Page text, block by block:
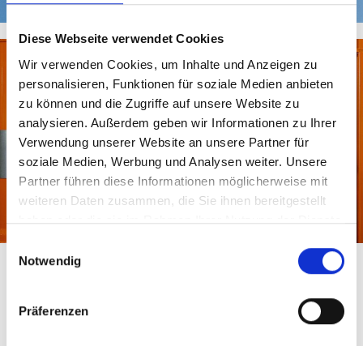
Diese Webseite verwendet Cookies
Wir verwenden Cookies, um Inhalte und Anzeigen zu
personalisieren, Funktionen für soziale Medien anbieten
zu können und die Zugriffe auf unsere Website zu
analysieren. Außerdem geben wir Informationen zu Ihrer
Verwendung unserer Website an unsere Partner für
soziale Medien, Werbung und Analysen weiter. Unsere
Partner führen diese Informationen möglicherweise mit
weiteren Daten zusammen, die Sie ihnen bereitgestellt
haben oder die sie im Rahmen Ihrer Nutzung der Dienste
Einwilligungsauswahl
Notwendig
Präferenzen